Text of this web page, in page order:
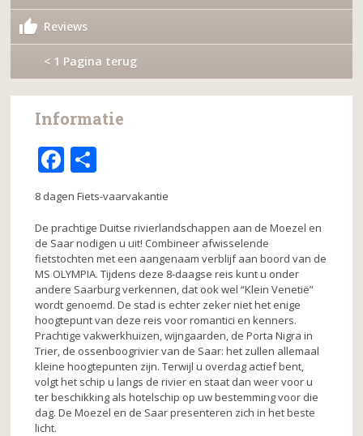
Reviews
< 1 Pagina terug
Informatie
F
a
c
e
b
o
o
k
el
e
n
8 dagen Fiets-vaarvakantie
De prachtige Duitse rivierlandschappen aan de Moezel en
de Saar nodigen u uit! Combineer afwisselende
fietstochten met een aangenaam verblijf aan boord van de
MS OLYMPIA. Tijdens deze 8-daagse reis kunt u onder
andere Saarburg verkennen, dat ook wel “Klein Venetië”
wordt genoemd. De stad is echter zeker niet het enige
hoogtepunt van deze reis voor romantici en kenners.
Prachtige vakwerkhuizen, wijngaarden, de Porta Nigra in
Trier, de ossenboogrivier van de Saar: het zullen allemaal
kleine hoogtepunten zijn. Terwijl u overdag actief bent,
volgt het schip u langs de rivier en staat dan weer voor u
ter beschikking als hotelschip op uw bestemming voor die
dag. De Moezel en de Saar presenteren zich in het beste
licht.